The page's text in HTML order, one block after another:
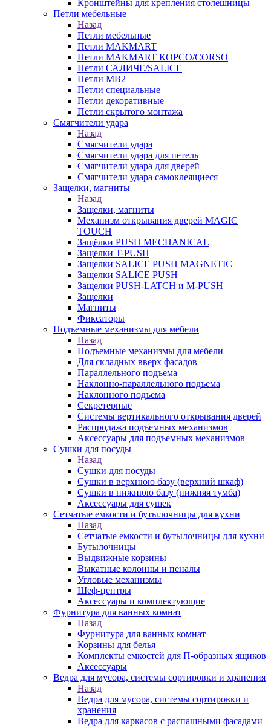
Кронштейны для крепления столешницы
Петли мебельные
Назад
Петли мебельные
Петли MAKMART
Петли MAKMART КОРСО/CORSO
Петли САЛИЧЕ/SALICE
Петли MB2
Петли специальные
Петли декоративные
Петли скрытого монтажа
Смягчители удара
Назад
Смягчители удара
Смягчители удара для петель
Смягчители удара для дверей
Cмягчители удара самоклеящиеся
Защелки, магниты
Назад
Защелки, магниты
Механизм открывания дверей MAGIC
TOUCH
Защёлки PUSH MECHANICAL
Защелки T-PUSH
Защелки SALICE PUSH MAGNETIC
Защелки SALICE PUSH
Защелки PUSH-LATCH и M-PUSH
Защелки
Магниты
Фиксаторы
Подъемные механизмы для мебели
Назад
Подъемные механизмы для мебели
Для складных вверх фасадов
Параллельного подъема
Наклонно-параллельного подъема
Наклонного подъема
Секретерные
Системы вертикального открывания дверей
Распродажа подъемных механизмов
Аксессуары для подъемных механизмов
Сушки для посуды
Назад
Сушки для посуды
Сушки в верхнюю базу (верхний шкаф)
Сушки в нижнюю базу (нижняя тумба)
Аксессуары для сушек
Сетчатые емкости и бутылочницы для кухни
Назад
Сетчатые емкости и бутылочницы для кухни
Бутылочницы
Выдвижные корзины
Выкатные колонны и пеналы
Угловые механизмы
Шеф-центры
Аксессуары и комплектующие
Фурнитура для ванных комнат
Назад
Фурнитура для ванных комнат
Корзины для белья
Комплекты емкостей для П-образных ящиков
Аксессуары
Ведра для мусора, системы сортировки и хранения
Назад
Ведра для мусора, системы сортировки и
хранения
Ведра для каркасов с распашными фасадами